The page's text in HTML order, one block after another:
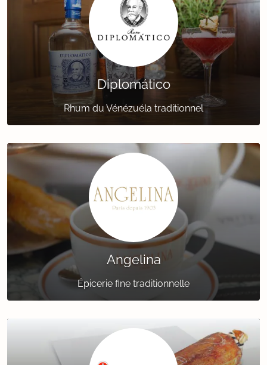
Diplomático
Rhum du Vénézuéla traditionnel
Angelina
Épicerie fine traditionnelle